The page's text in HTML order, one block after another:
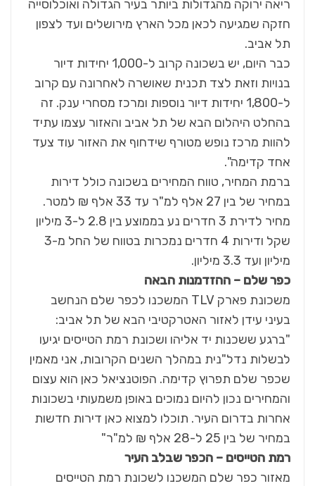
ריאה ירוקה מהגדולות ביותר בעיר הגדולה ואוכלוסייה
חזקה שמגיעה לכאן מכל הארץ מירושלים ועד לצפון
תל אביב.
כבר היום, יש בשכונה קרוב ל-1,000 יחידות דיור
בנויות וזאת לצד תכנית שאושרה לאחרונה עם קרוב
ל-1,800 יחידות דיור נוספות ומרכז מסחרי ענק. זה
בהחלט היהלום הבא של תל אביב והאזור עצמו עתיד
להוות מרכז נופש מטורף שידחוף את האזור עוד צעד
אחד קדימה".
ברמת המחיר, טווח המחירים בשכונה כולל דירות
במחיר של בין 27 אלף למ"ר עד 33 אלף ₪ למטר.
מחיר לדירת 3 חדרים נע בממוצע בין 2.8 ל-3 מיליון
שקל ודירות 4 חדרים נמכרות בטווח של החל מ-3
מיליון ועד 3.3 מיליון.
כפר שלם – ההזדמנות הבאה
משכונת פארק TLV המשכנו לכפר שלם הנחשב
בעיני עידן לאזור האטרקטיבי הבא של תל אביב:
"ברגע ששכנות יד אליהו ושכונת רמת הטייסים יגיעו
לבשלות נדל"נית במהלך השנים הקרובות, אני מאמין
שכפר שלם תפרוץ קדימה. הפוטנציאל כאן הוא עצום
והמחירים נכון להיום נמוכים באופן משמעותי בשכונות
אחרות בדרום העיר. תוכלו למצוא כאן דירות חדשות
במחיר של בין 25 ל-28 אלף ₪ למ"ר"
רמת הטייסים – הכפר שבלב העיר
מאזור כפר שלם המשכנו לשכונת רמת הטייסים